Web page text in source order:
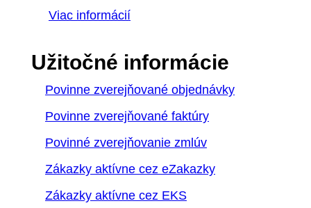
Viac informácií
Užitočné informácie
Povinne zverejňované objednávky
Povinne zverejňované faktúry
Povinné zverejňovanie zmlúv
Zákazky aktívne cez eZakazky
Zákazky aktívne cez EKS